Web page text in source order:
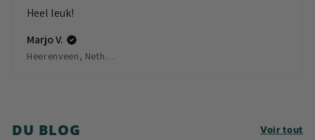
Heel leuk!
Marjo V.
Heerenveen, Netherlands
DU BLOG Voir tout